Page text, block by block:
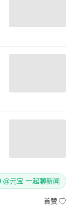
@元宝 一起聊新闻
首赞